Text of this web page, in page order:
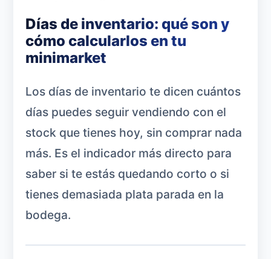
Días de inventario: qué son y
cómo calcularlos en tu
minimarket
Los días de inventario te dicen cuántos
días puedes seguir vendiendo con el
stock que tienes hoy, sin comprar nada
más. Es el indicador más directo para
saber si te estás quedando corto o si
tienes demasiada plata parada en la
bodega.